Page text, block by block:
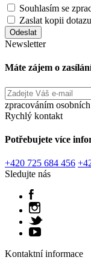
Souhlasím se
Zaslat kopii dotazu
Newsletter
Máte zájem o
zpracováním
Rychlý kontakt
Potřebujete více
+420 725 684 456
Sledujte nás
Kontaktní informace